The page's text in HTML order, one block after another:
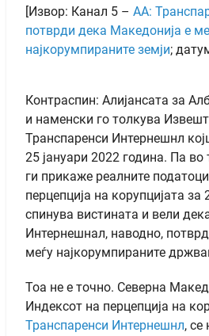
[Извор: Канал 5 – АА:
потврди дека Македонија е
најкорумпираните земји;
Контраспин: Алијансата за
и наменски го толкува
Транспаренси Интернешнл
25 јануари 2022 година. Па во
ги прикаже реалните
перцепција на корупцијата за
спинува вистината и вели
Интернешнал, наводно,
меѓу најкорумпираните
Тоа не е точно. Северна
Индексот на перцепција на
Транспаренси Интернешнл, се